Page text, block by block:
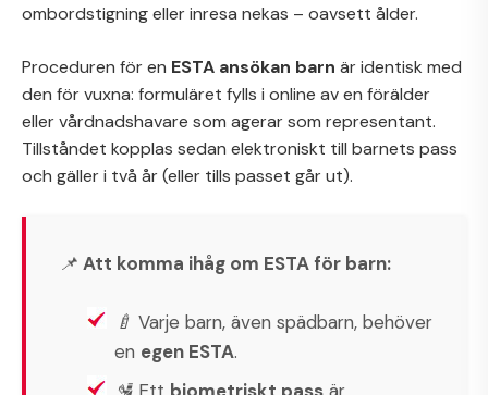
ombordstigning eller inresa nekas – oavsett ålder.
Proceduren för en ESTA ansökan barn är identisk med
den för vuxna: formuläret fylls i online av en förälder
eller vårdnadshavare som agerar som representant.
Tillståndet kopplas sedan elektroniskt till barnets pass
och gäller i två år (eller tills passet går ut).
📌 Att komma ihåg om ESTA för barn:
🍼 Varje barn, även spädbarn, behöver
en egen ESTA.